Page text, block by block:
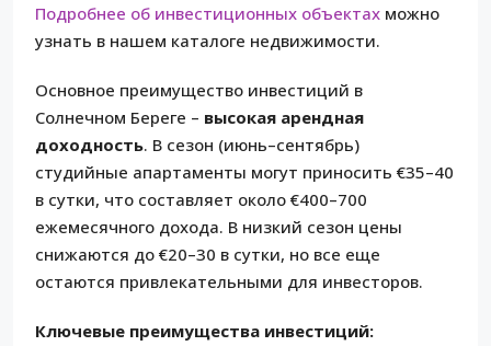
Подробнее об инвестиционных объектах можно
узнать в нашем каталоге недвижимости.
Основное преимущество инвестиций в
Солнечном Береге – высокая арендная
доходность. В сезон (июнь–сентябрь)
студийные апартаменты могут приносить €35–40
в сутки, что составляет около €400–700
ежемесячного дохода. В низкий сезон цены
снижаются до €20–30 в сутки, но все еще
остаются привлекательными для инвесторов.
Ключевые преимущества инвестиций: